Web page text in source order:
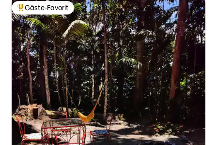
Beliebter Gäste-Favorit.
Gäste-Favorit